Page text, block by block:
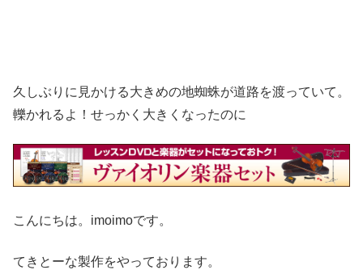
久しぶりに見かける大きめの地蜘蛛が道路を渡っていて。
轢かれるよ！せっかく大きくなったのに
こんにちは。imoimoです。
てきとーな製作をやっております。